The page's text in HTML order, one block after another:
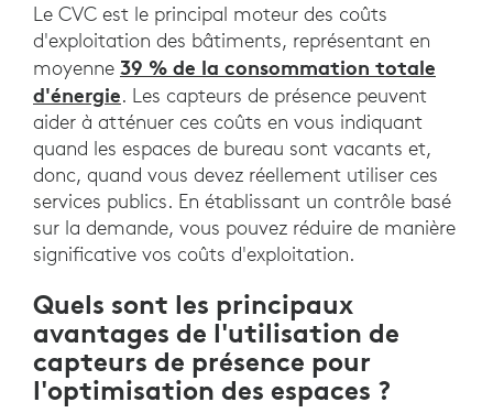
Le CVC est le principal moteur des coûts
d'exploitation des bâtiments, représentant en
moyenne 39 % de la consommation totale
d'énergie. Les capteurs de présence peuvent
aider à atténuer ces coûts en vous indiquant
quand les espaces de bureau sont vacants et,
donc, quand vous devez réellement utiliser ces
services publics. En établissant un contrôle basé
sur la demande, vous pouvez réduire de manière
significative vos coûts d'exploitation.
Quels sont les principaux
avantages de l'utilisation de
capteurs de présence pour
l'optimisation des espaces ?